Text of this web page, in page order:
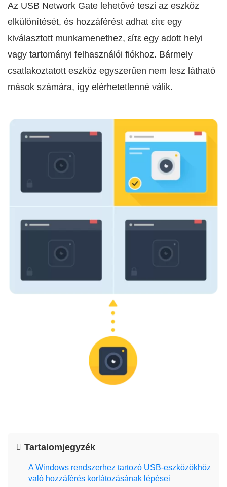
Az USB Network Gate lehetővé teszi az eszköz
elkülönítését, és hozzáférést adhat είτε egy
kiválasztott munkamenethez, είτε egy adott helyi
vagy tartományi felhasználói fiókhoz. Bármely
csatlakoztatott eszköz egyszerűen nem lesz látható
mások számára, így elérhetetlenné válik.
Tartalomjegyzék
A Windows rendszerhez tartozó USB-eszközökhöz
való hozzáférés korlátozásának lépései